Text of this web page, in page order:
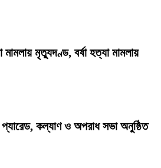
মামলায় মৃত্যুদণ্ড, বর্ষা হত্যা মামলায়
প্যারেড, কল্যাণ ও অপরাধ সভা অনুষ্ঠিত